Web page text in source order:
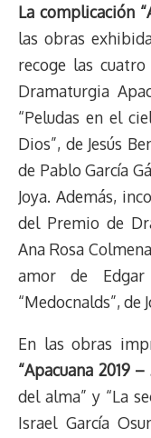
La complicación
las obras
recoge las
Dramaturgia
“Peludas en el
Dios”, de Jesús
de Pablo García
Joya. Además,
del Premio de
Ana Rosa
amor de
“Medocnalds”, de
En las obras
“Apacuana 2019 –
del alma” y “La
Israel García